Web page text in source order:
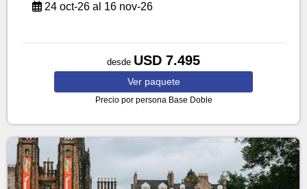
24 oct-26 al 16 nov-26
desde USD 7.495
Ver paquete
Precio por persona Base Doble